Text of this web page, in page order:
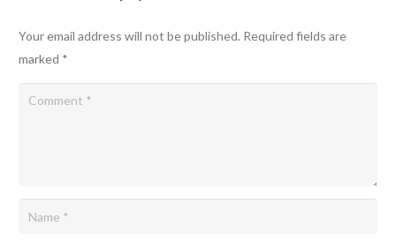
Your email address will not be published. Required fields are
marked *